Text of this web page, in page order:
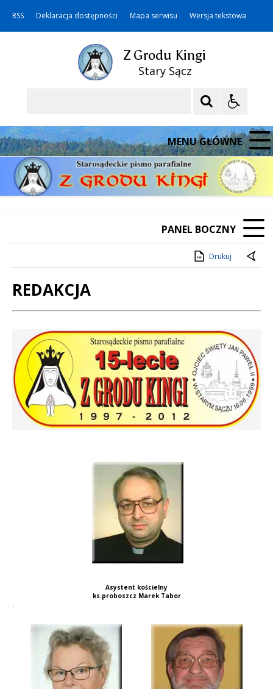
RSS Deklaracja dostępności Mapa serwisu Wersja tekstowa
Z Grodu Kingi
Stary Sącz
MENU GŁÓWNE
PANEL BOCZNY
Drukuj
REDAKCJA
Treść
.
.
Asystent kościelny
ks.proboszcz Marek Tabor
.